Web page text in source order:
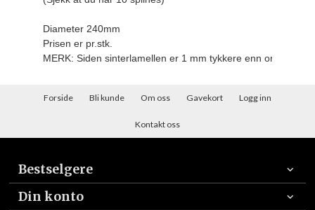
Diameter 240mm
Prisen er pr.stk.
MERK: Siden sinterlamellen er 1 mm tykkere enn
Forside Bli kunde Om oss Gavekort Logg inn
Kontakt oss
Bestselgere
Din konto